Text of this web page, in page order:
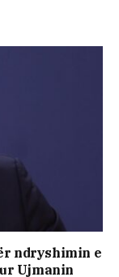
ndryshimin e
Ujmanin